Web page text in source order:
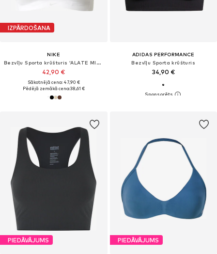
IZPĀRDOŠANA
NIKE
Bezvīļu Sporta krūšturis 'ALATE MINIMALIST'
42,90 €
Sākotnējā cena: 47,90 €
Pēdējā zemākā cena:38,61 €
ADIDAS PERFORMANCE
Bezvīļu Sporta krūšturis
34,90 €
PIEDĀVĀJUMS PIEDĀVĀJUMS